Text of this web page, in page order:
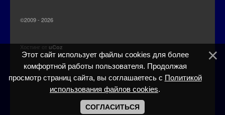
©2009 - 2026
Хостинг от uCoz
Этот сайт использует файлы cookies для более
комфортной работы пользователя. Продолжая
просмотр страниц сайта, вы соглашаетесь с Политикой
использования файлов cookies.
СОГЛАСИТЬСЯ